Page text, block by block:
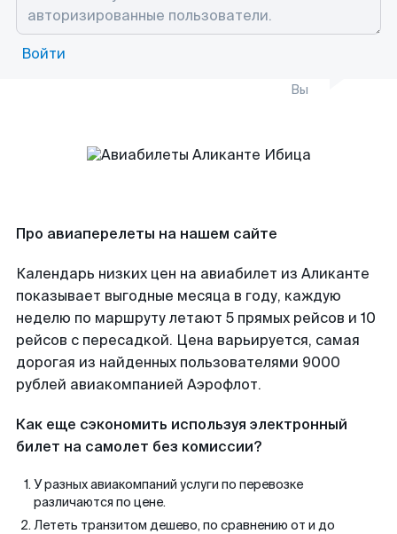
Войти
Вы
Про авиаперелеты на нашем сайте
Календарь низких цен на авиабилет из Аликанте
показывает выгодные месяца в году, каждую
неделю по маршруту летают 5 прямых рейсов и 10
рейсов с пересадкой. Цена варьируется, самая
дорогая из найденных пользователями 9000
рублей авиакомпанией Аэрофлот.
Как еще сэкономить используя электронный
билет на самолет без комиссии?
У разных авиакомпаний услуги по перевозке
различаются по цене.
Лететь транзитом дешево, по сравнению от и до